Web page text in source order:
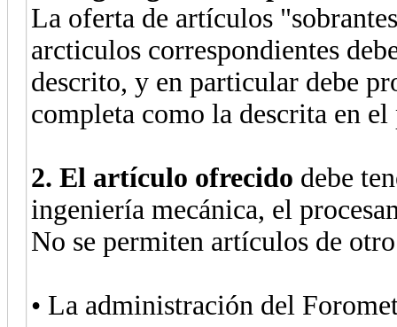
La oferta de artículos
arcticulos correspondientes
descrito, y en particular debe
completa como la descrita en el
2. El artículo ofrecido debe
ingeniería mecánica, el
No se permiten artículos de
• La administración del